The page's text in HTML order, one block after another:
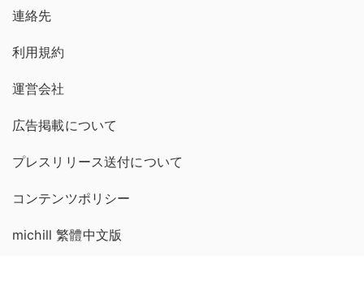
連絡先
利用規約
運営会社
広告掲載について
プレスリリース送付について
コンテンツポリシー
michill 繁體中文版